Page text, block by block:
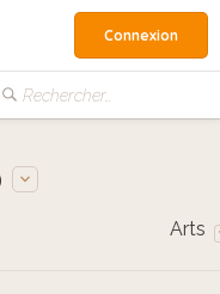
Rechercher…
Connexion
Arts